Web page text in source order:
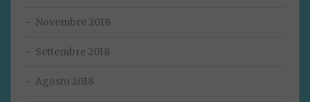
Novembre 2018
Settembre 2018
Agosto 2018